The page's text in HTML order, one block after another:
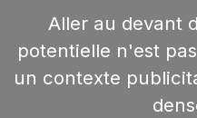
Aller au devant
potentielle n'est
un contexte